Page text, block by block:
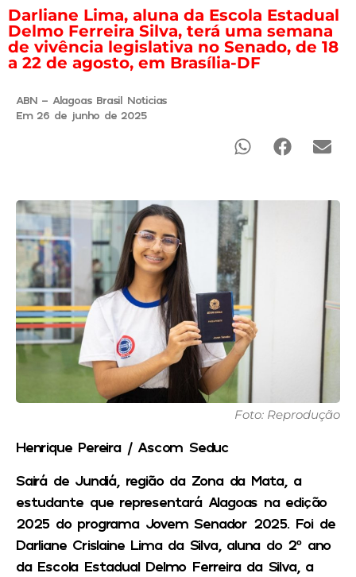
Darliane Lima, aluna da Escola Estadual
Delmo Ferreira Silva, terá uma semana
de vivência legislativa no Senado, de 18
a 22 de agosto, em Brasília-DF
ABN - Alagoas Brasil Noticias
Em 26 de junho de 2025
Foto: Reprodução
Henrique Pereira / Ascom Seduc
Sairá de Jundiá, região da Zona da Mata, a
estudante que representará Alagoas na edição
2025 do programa Jovem Senador 2025. Foi de
Darliane Crislaine Lima da Silva, aluna do 2º ano
da Escola Estadual Delmo Ferreira da Silva, a